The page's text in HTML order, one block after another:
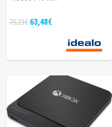
75,23€ 63,48€